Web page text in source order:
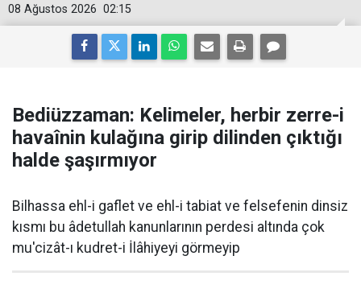
02:15
08 Ağustos 2026
Bediüzzaman: Kelimeler, herbir zerre-i
havaînin kulağına girip dilinden çıktığı
halde şaşırmıyor
Bilhassa ehl-i gaflet ve ehl-i tabiat ve felsefenin dinsiz
kısmı bu âdetullah kanunlarının perdesi altında çok
mu'cizât-ı kudret-i İlâhiyeyi görmeyip